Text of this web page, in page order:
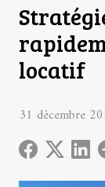
locatif
31 décembre